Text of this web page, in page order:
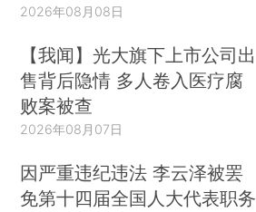
2026年08月08日
【我闻】光大旗下上市公司出
售背后隐情 多人卷入医疗腐
败案被查
2026年08月07日
因严重违纪违法 李云泽被罢
免第十四届全国人大代表职务